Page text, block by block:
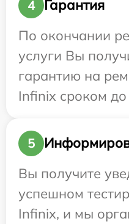
4
Гарантия
По окончании
услуги Вы
гарантию на
Infinix сроком до
5
Вы получите
успешном
Infinix, и мы